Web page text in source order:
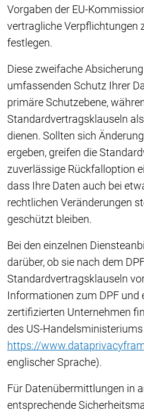
Vorgaben der EU-
vertragliche Verpflichtungen
festlegen.
Diese zweifache
umfassenden Schutz Ihrer
primäre Schutzebene,
Standardvertragsklauseln
dienen. Sollten sich
ergeben, greifen die
zuverlässige Rückfalloption
dass Ihre Daten auch bei
rechtlichen Veränderungen
geschützt bleiben.
Bei den einzelnen
darüber, ob sie nach dem
Standardvertragsklauseln
Informationen zum DPF und
zertifizierten Unternehmen
des US-
https://
englischer Sprache).
Für Datenübermittlungen in
entsprechende